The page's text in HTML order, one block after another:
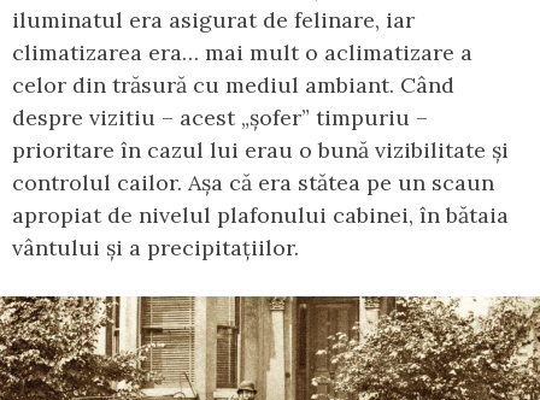
iluminatul era asigurat de felinare, iar
climatizarea era… mai mult o aclimatizare a
celor din trăsură cu mediul ambiant. Când
despre vizitiu – acest „șofer” timpuriu –
prioritare în cazul lui erau o bună vizibilitate și
controlul cailor. Așa că era stătea pe un scaun
apropiat de nivelul plafonului cabinei, în bătaia
vântului și a precipitațiilor.